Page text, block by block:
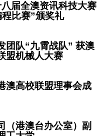
届全澳资讯科技大赛
比赛”颁奖礼
团队“九霄战队” 获澳
盟机械人大赛
澳高校联盟理事会成
（港澳台办公室）副